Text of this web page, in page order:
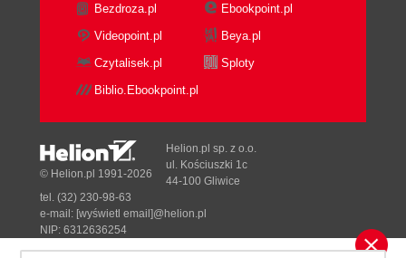
Bezdroza.pl
Ebookpoint.pl
Videopoint.pl
Beya.pl
Czytalisek.pl
Sploty
Biblio.Ebookpoint.pl
© Helion.pl 1991-2026
Helion.pl sp. z o.o.
ul. Kościuszki 1c
44-100 Gliwice
tel. (32) 230-98-63
e-mail: [wyświetl email]@helion.pl
NIP: 6312636254